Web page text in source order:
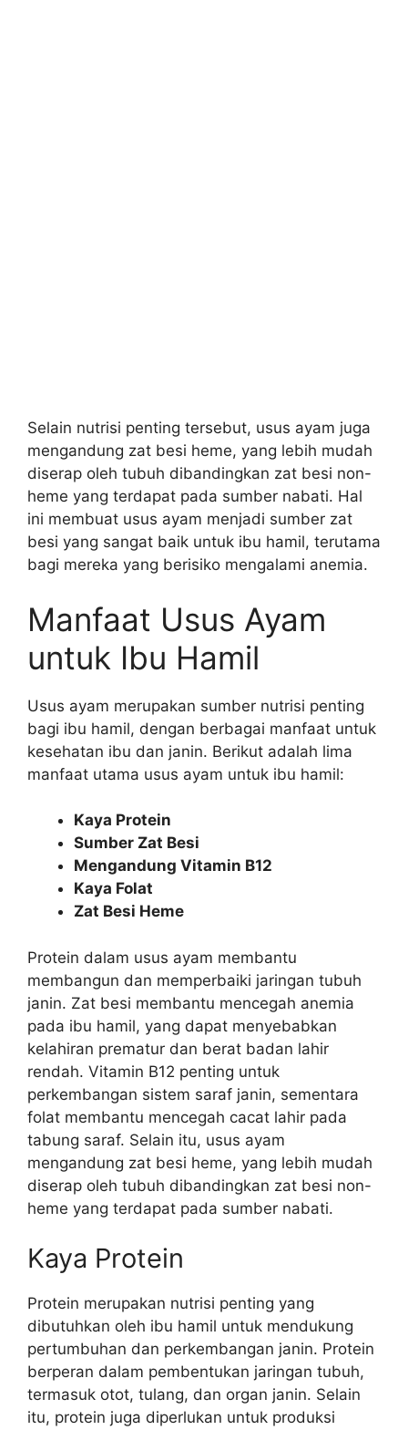
Selain nutrisi penting tersebut, usus ayam juga
mengandung zat besi heme, yang lebih mudah
diserap oleh tubuh dibandingkan zat besi non-
heme yang terdapat pada sumber nabati. Hal
ini membuat usus ayam menjadi sumber zat
besi yang sangat baik untuk ibu hamil, terutama
bagi mereka yang berisiko mengalami anemia.
Manfaat Usus Ayam
untuk Ibu Hamil
Usus ayam merupakan sumber nutrisi penting
bagi ibu hamil, dengan berbagai manfaat untuk
kesehatan ibu dan janin. Berikut adalah lima
manfaat utama usus ayam untuk ibu hamil:
Kaya Protein
Sumber Zat Besi
Mengandung Vitamin B12
Kaya Folat
Zat Besi Heme
Protein dalam usus ayam membantu
membangun dan memperbaiki jaringan tubuh
janin. Zat besi membantu mencegah anemia
pada ibu hamil, yang dapat menyebabkan
kelahiran prematur dan berat badan lahir
rendah. Vitamin B12 penting untuk
perkembangan sistem saraf janin, sementara
folat membantu mencegah cacat lahir pada
tabung saraf. Selain itu, usus ayam
mengandung zat besi heme, yang lebih mudah
diserap oleh tubuh dibandingkan zat besi non-
heme yang terdapat pada sumber nabati.
Kaya Protein
Protein merupakan nutrisi penting yang
dibutuhkan oleh ibu hamil untuk mendukung
pertumbuhan dan perkembangan janin. Protein
berperan dalam pembentukan jaringan tubuh,
termasuk otot, tulang, dan organ janin. Selain
itu, protein juga diperlukan untuk produksi